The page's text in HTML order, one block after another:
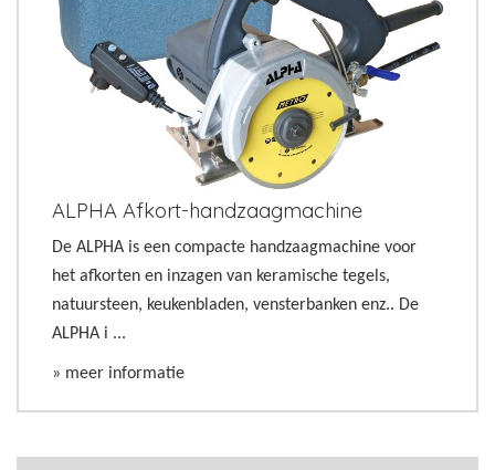
ALPHA Afkort-handzaagmachine
De ALPHA is een compacte handzaagmachine voor
het afkorten en inzagen van keramische tegels,
natuursteen, keukenbladen, vensterbanken enz.. De
ALPHA i ...
» meer informatie